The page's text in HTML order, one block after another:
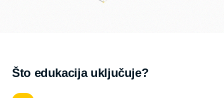
Što edukacija uključuje?